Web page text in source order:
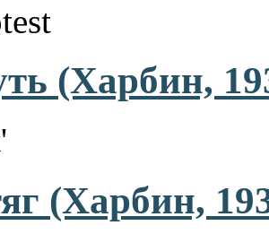
(Харбин,
(Харбин,